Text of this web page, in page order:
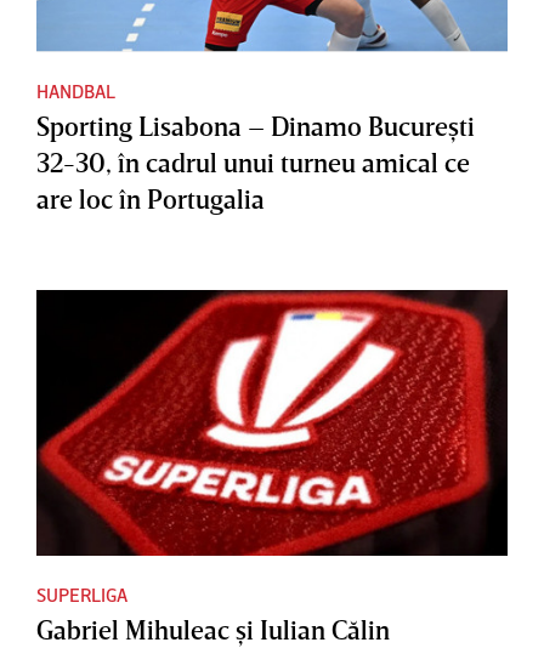
HANDBAL
Sporting Lisabona – Dinamo Bucureşti
32-30, în cadrul unui turneu amical ce
are loc în Portugalia
SUPERLIGA
Gabriel Mihuleac şi Iulian Călin